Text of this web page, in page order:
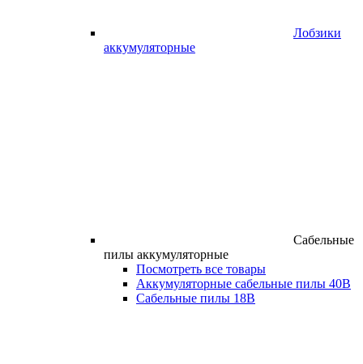
Лобзики
аккумуляторные
Сабельные
пилы аккумуляторные
Посмотреть все товары
Аккумуляторные сабельные пилы 40В
Сабельные пилы 18В